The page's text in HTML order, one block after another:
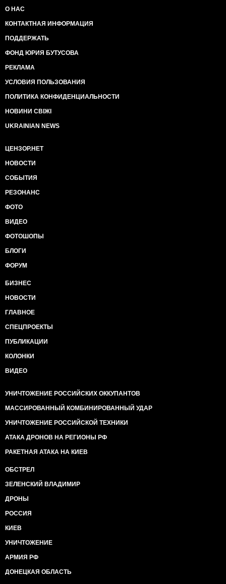
О НАС
КОНТАКТНАЯ ИНФОРМАЦИЯ
ПОДДЕРЖАТЬ
ФОНД ЮРИЯ БУТУСОВА
РЕКЛАМА
УСЛОВИЯ ПОЛЬЗОВАНИЯ
ПОЛИТИКА КОНФИДЕНЦИАЛЬНОСТИ
НОВИНИ СВІЖІ
UKRAINIAN NEWS
ЦЕНЗОР.НЕТ
НОВОСТИ
СОБЫТИЯ
РЕЗОНАНС
ФОТО
ВИДЕО
ФОТОШОПЫ
БЛОГИ
ФОРУМ
БИЗНЕС
НОВОСТИ
ГЛАВНОЕ
СПЕЦПРОЕКТЫ
ПУБЛИКАЦИИ
КОЛОНКИ
ВИДЕО
УНИЧТОЖЕНИЕ РОССИЙСКИХ ОККУПАНТОВ
МАССИРОВАННЫЙ КОМБИНИРОВАННЫЙ УДАР
УНИЧТОЖЕНИЕ РОССИЙСКОЙ ТЕХНИКИ
АТАКА ДРОНОВ НА РЕГИОНЫ РФ
РАКЕТНАЯ АТАКА НА КИЕВ
ОБСТРЕЛ
ЗЕЛЕНСКИЙ ВЛАДИМИР
ДРОНЫ
РОССИЯ
КИЕВ
УНИЧТОЖЕНИЕ
АРМИЯ РФ
ДОНЕЦКАЯ ОБЛАСТЬ